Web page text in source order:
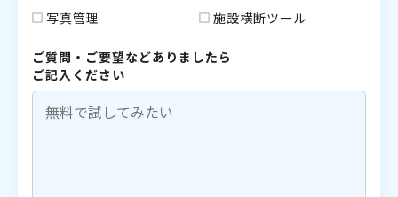
写真管理
施設横断ツール
ご質問・ご要望などありましたら
ご記入ください